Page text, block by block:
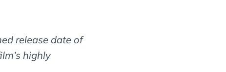
release date of
highly